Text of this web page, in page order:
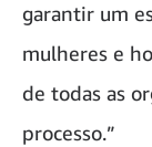
garantir um
mulheres e
de todas as
processo.”